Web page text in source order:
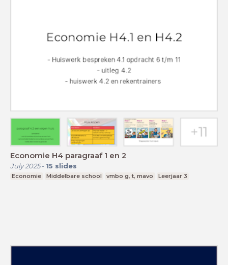
Economie H4 paragraaf 1 en 2
July 2025- 15 slides
Economie Middelbare school vmbo g, t, mavo Leerjaar 3